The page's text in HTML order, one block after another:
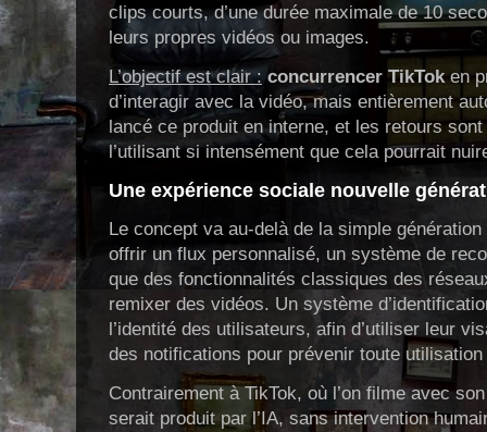
clips courts, d’une durée maximale de 10
leurs propres vidéos ou images.
L’objectif est clair : concurrencer TikToken
d’interagir avec la vidéo, mais entièrement
lancé ce produit en interne, et les retours
l’utilisant si intensément que cela pourrait
Une expérience sociale nouvelle
Le concept va au-delà de la simple
offrir un flux personnalisé, un système de
que des fonctionnalités classiques des
remixer des vidéos. Un système
l’identité des utilisateurs, afin d’utiliser leur
des notifications pour prévenir toute
Contrairement à TikTok, où l’on filme avec
serait produit par l’IA, sans intervention